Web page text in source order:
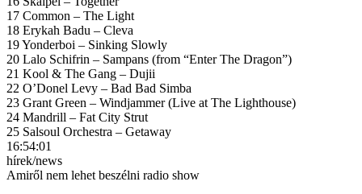
17 Common – The Light
18 Erykah Badu – Cleva
19 Yonderboi – Sinking Slowly
20 Lalo Schifrin – Sampans (from “Enter The Dragon”)
21 Kool & The Gang – Dujii
22 O’Donel Levy – Bad Bad Simba
23 Grant Green – Windjammer (Live at The Lighthouse)
24 Mandrill – Fat City Strut
25 Salsoul Orchestra – Getaway
16:54:01
hírek/news
Amiről nem lehet beszélni radio show